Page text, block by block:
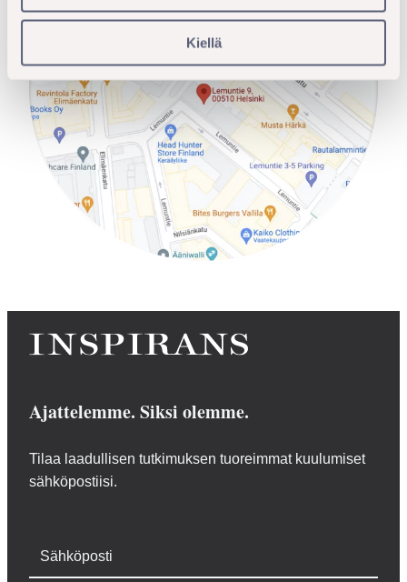
Kiellä
Ajattelemme. Siksi olemme.
Tilaa laadullisen tutkimuksen tuoreimmat kuulumiset
sähköpostiisi.